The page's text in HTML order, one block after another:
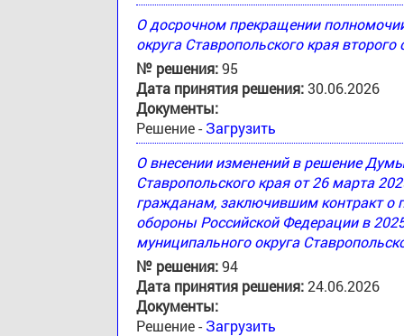
О досрочном прекращении
округа Ставропольского края
№ решения:95
Дата принятия решения:30.06.2026
Документы:
Решение - Загрузить
О внесении изменений в решение
Ставропольского края от 26 марта
гражданам, заключившим контракт о
обороны Российской Федерации в
муниципального округа
№ решения:94
Дата принятия решения:24.06.2026
Документы:
Решение - Загрузить